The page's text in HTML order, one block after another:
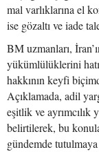
mal varlıklarına el
ise gözaltı ve iade
BM uzmanları,
yükümlülüklerini
hakkının keyfi
Açıklamada, adil
eşitlik ve ayrımcılık
belirtilerek, bu
gündemde